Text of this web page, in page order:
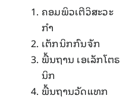
​ຄອມ​ພິວ​ເຕີ​ວິສະວະ​
ກໍາ
ເຕັກນິກກົນຈັກ
ພື້ນຖານ ເອເລັກໂຕຣ
ນິກ
ພື້ນຖານ​ວັດ​ແທກ